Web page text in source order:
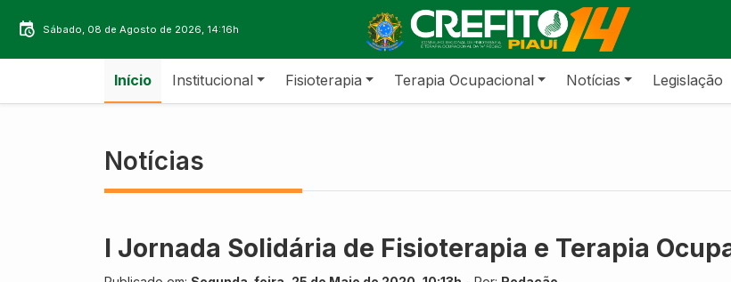
Sábado, 08 de Agosto de 2026, 14:16h
Início Institucional Fisioterapia Terapia Ocupacional Notícias Legislação
Notícias
I Jornada Solidária de Fisioterapia e Terapia